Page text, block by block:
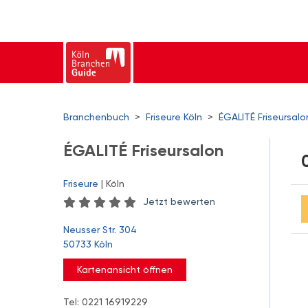
Branchenbuch > Friseure Köln > ÉGALITÉ
ÉGALITÉ Friseursalon
Friseure | Köln
Jetzt bewerten
Neusser Str. 304
50733 Köln
Kartenansicht öffnen
Tel: 0221 16919229